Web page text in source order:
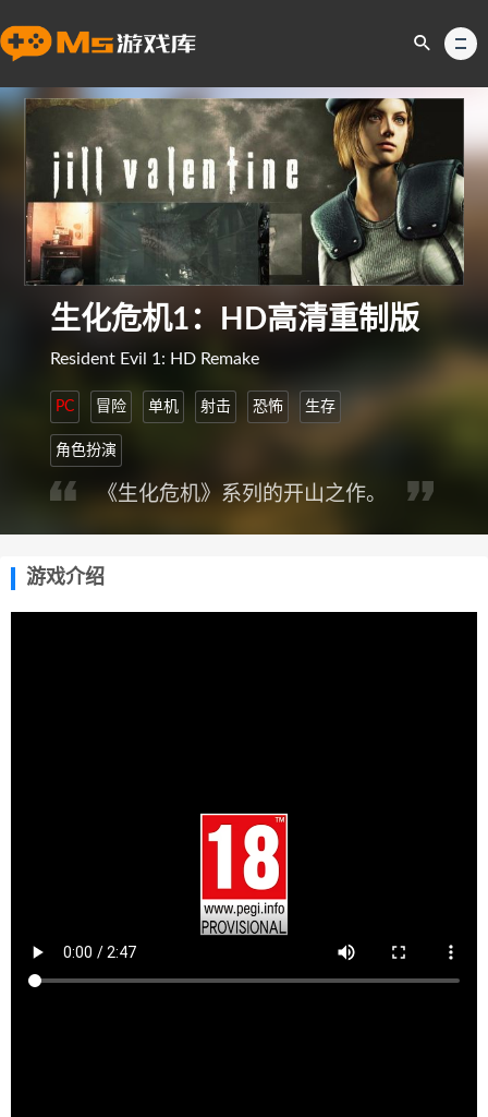
生化危机1：HD高清重制版
Resident Evil 1: HD Remake
PC 冒险 单机 射击 恐怖 生存
角色扮演
《生化危机》系列的开山之作。
游戏介绍